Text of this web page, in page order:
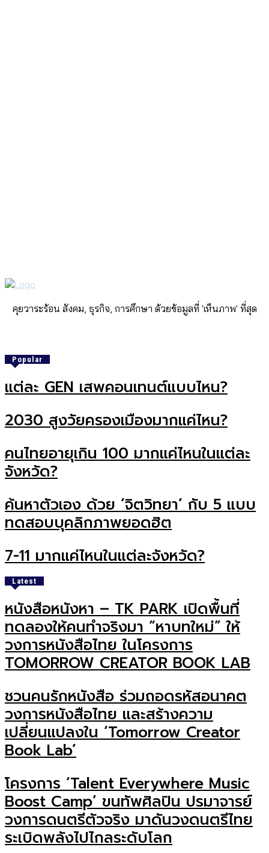
คุยวาระร้อน สังคม, ธุรกิจ, การศึกษา ด้วยข้อมูลที่ 'เห็นภาพ' ที่สุด
Popular
แต่ละ GEN เสพคอนเทนต์แบบไหน?
2030 สูงวัยครองเมืองมากแค่ไหน?
คนไทยอายุเกิน 100 มากแค่ไหนในแต่ละ
จังหวัด?
ค้นหาตัวเอง ด้วย ‘จิตวิทยา’ กับ 5 แบบ
ทดสอบบุคลิกภาพยอดฮิต
7-11 มากแค่ไหนในแต่ละจังหวัด?
Latest
หนังสือหนังหา – TK PARK เปิดพื้นที่
ทดลองให้คนทำจริงมา “หาบทใหม่” ให้
วงการหนังสือไทย ในโครงการ
TOMORROW CREATOR BOOK LAB
ชวนคนรักหนังสือ ร่วมถอดรหัสอนาคต
วงการหนังสือไทย และสร้างความ
เปลี่ยนแปลงใน ‘Tomorrow Creator
Book Lab’
โครงการ ‘Talent Everywhere Music
Boost Camp’ ขนทัพศิลปิน ปรมาจารย์
วงการดนตรีตัวจริง มาดันวงดนตรีไทย
ระเบิดพลังไปไกลระดับโลก